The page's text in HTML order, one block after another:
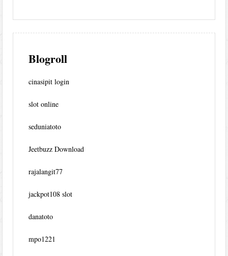
Blogroll
cinasipit login
slot online
seduniatoto
Jeetbuzz Download
rajalangit77
jackpot108 slot
danatoto
mpo1221